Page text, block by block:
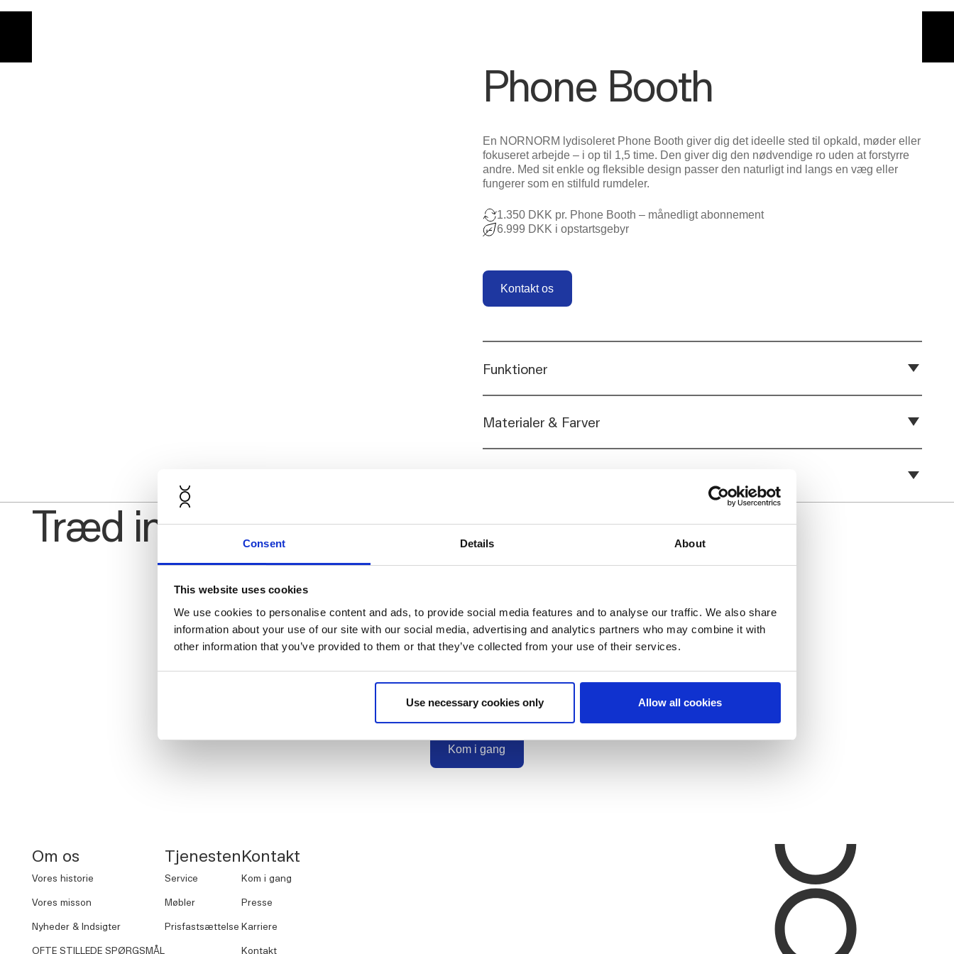
Consent Details About
This website uses cookies
We use cookies to personalise content and ads, to provide social media features and to analyse our traffic. We also share
information about your use of our site with our social media, advertising and analytics partners who may combine it with
other information that you’ve provided to them or that they’ve collected from your use of their services.
Use necessary cookies only Allow all cookies
Phone Booth
En NORNORM lydisoleret Phone Booth giver dig det ideelle sted til opkald, møder eller
fokuseret arbejde – i op til 1,5 time. Den giver dig den nødvendige ro uden at forstyrre
andre. Med sit enkle og fleksible design passer den naturligt ind langs en væg eller
fungerer som en stilfuld rumdeler.
1.350 DKK pr. Phone Booth – månedligt abonnement
6.999 DKK i opstartsgebyr
Kontakt os
Kontakt os
Funktioner
Materialer & Farver
Træd ind i stilhed.
Stop med at indrette kontoret som i
1973.
Det er mere end møbler – det er et skridt mod et cirkulært og fleksibelt kontor. Er I klar til at gøre
det til jeres?
Kom i gang
Kom i gang
Om os
Vores historie
Vores misson
Nyheder & Indsigter
OFTE STILLEDE SPØRGSMÅL
Tjenesten
Service
Møbler
Prisfastsættelse
Kontakt
Kom i gang
Presse
Karriere
Kontakt